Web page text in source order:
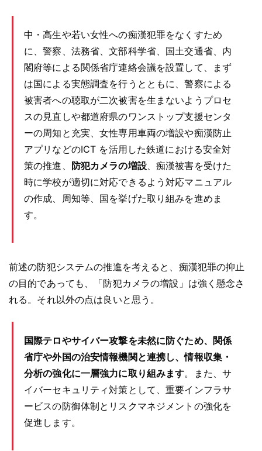
中・高生や若い女性への痴漢犯罪をなくすため
に、警察、法務省、文部科学省、国土交通省、内
閣府等による関係省庁連絡会議を設置して、まず
は国による実態調査を行うとともに、警察による
被害者への聴取が二次被害を生まないようプロセ
スの見直しや都道府県のワンストップ支援センタ
ーの周知と充実、女性専用車両の増設や痴漢防止
アプリなどのICT を活用した鉄道における安全対
策の推進、
防犯カメラの増設、痴漢被害を受けた
時に学校が適切に対応できるよう対応マニュアル
の作成、周知等、国を挙げた取り組みを進めま
す。
前述の防犯システムの推進を考えると、痴漢犯罪の抑止
の目的であっても、「防犯カメラの増設」は強く懸念さ
れる。それ以外の点は良いと思う。
国際テロやサイバー攻撃を未然に防ぐため、関係
省庁や外国の治安情報機関と連携し、情報収集・
分析の強化に一層強力に取り組みます。また、サ
イバーセキュリティ対策として、重要インフラサ
ービスの防御体制とリスクマネジメントの強化を
促進します。